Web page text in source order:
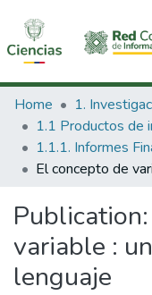
Communities &
All of DSpace
Statistics
Home
Publication:
variable :
lenguaje